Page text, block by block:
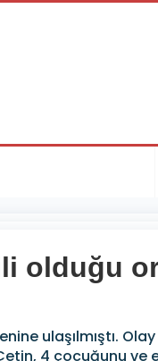
olduğu
ulaşılmıştı.
4 çocuğunu ve